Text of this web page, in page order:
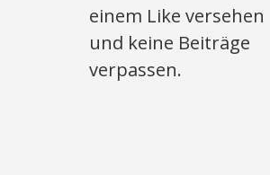
einem Like versehen
und keine Beiträge
verpassen.